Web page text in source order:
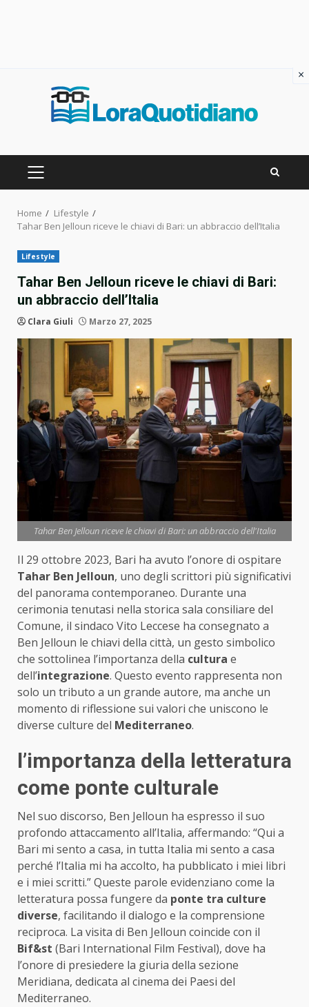
PRIMARY
Home
Lifestyle
Tahar Ben Jelloun riceve le chiavi di Bari: un abbraccio dell’Italia
Lifestyle
Tahar Ben Jelloun riceve le chiavi di Bari:
un abbraccio dell’Italia
Clara Giuli Marzo 27, 2025
Tahar Ben Jelloun riceve le chiavi di Bari: un abbraccio dell'Italia
Il 29 ottobre 2023, Bari ha avuto l’onore di ospitare
Tahar Ben Jelloun, uno degli scrittori più significativi
del panorama contemporaneo. Durante una
cerimonia tenutasi nella storica sala consiliare del
Comune, il sindaco Vito Leccese ha consegnato a
Ben Jelloun le chiavi della città, un gesto simbolico
che sottolinea l’importanza della cultura e
dell’integrazione. Questo evento rappresenta non
solo un tributo a un grande autore, ma anche un
momento di riflessione sui valori che uniscono le
diverse culture del Mediterraneo.
l’importanza della letteratura
come ponte culturale
Nel suo discorso, Ben Jelloun ha espresso il suo
profondo attaccamento all’Italia, affermando: “Qui a
Bari mi sento a casa, in tutta Italia mi sento a casa
perché l’Italia mi ha accolto, ha pubblicato i miei libri
e i miei scritti.” Queste parole evidenziano come la
letteratura possa fungere da ponte tra culture
diverse, facilitando il dialogo e la comprensione
reciproca. La visita di Ben Jelloun coincide con il
Bif&st (Bari International Film Festival), dove ha
l’onore di presiedere la giuria della sezione
Meridiana, dedicata al cinema dei Paesi del
Mediterraneo.
×